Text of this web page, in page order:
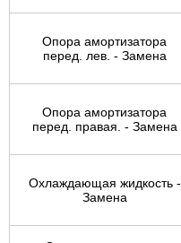
Опора амортизатора
перед. лев. - Замена
Опора амортизатора
перед. правая. - Замена
Охлаждающая жидкость -
Замена